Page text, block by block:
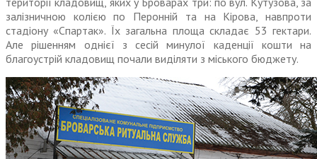
залізничною колією по Перонній та на Кірова, навпроти
стадіону «Спартак». Їх загальна площа складає 53 гектари.
Але рішенням однієї з сесій минулої каденції кошти на
благоустрій кладовищ почали виділяти з міського бюджету.